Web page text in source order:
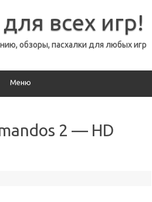
всех игр!
обзоры, пасхалки для любых игр
Меню
2 — HD